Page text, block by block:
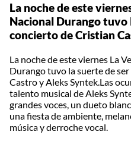
La noche de este
Nacional Durango tuvo
concierto de Cristian
La noche de este viernes La
Durango tuvo la suerte de
Castro y Aleks Syntek.Las
talento musical de Aleks
grandes voces, un dueto
una fiesta de ambiente,
música y derroche vocal.